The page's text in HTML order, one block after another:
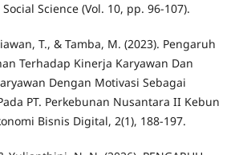
Science (Vol. 10, pp. 96-107).
T., & Tamba, M. (2023). Pengaruh
Terhadap Kinerja Karyawan Dan
Dengan Motivasi Sebagai
PT. Perkebunan Nusantara II Kebun
Bisnis Digital, 2(1), 188-197.